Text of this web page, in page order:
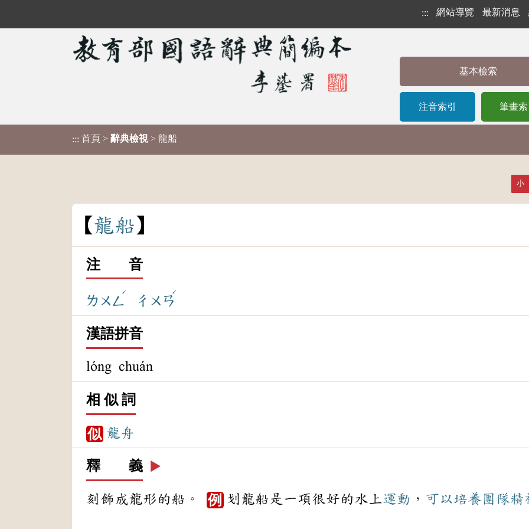
::: 網站導覽 最新消息
基本檢索
注音索引 筆畫
::: 首頁 > 辭典檢視 > 龍船
小
龍船
注 音
ㄌㄨㄥ
ˊ
ㄔㄨㄢ
ˊ
漢語拼音
lóng chuán
相 似 詞
似 龍舟
釋 義 ▶️
刻飾成龍形的船。 例 划龍船是一項很好的水上運動 ， 可以培養團隊精